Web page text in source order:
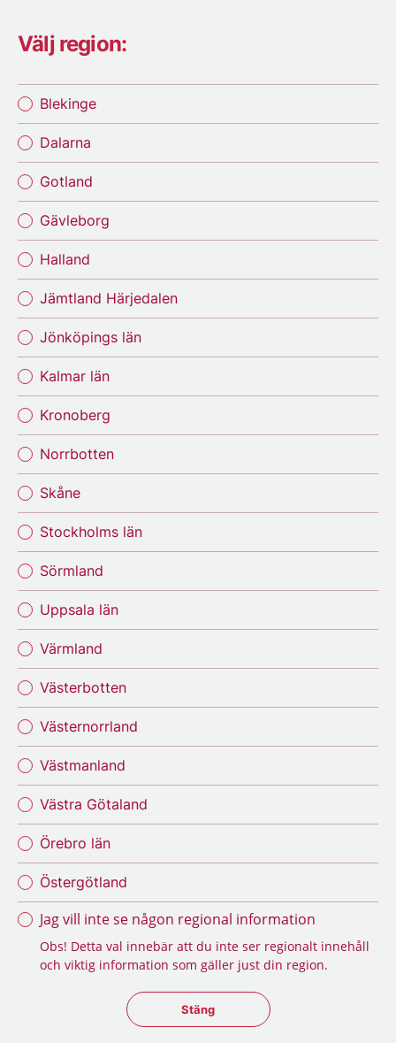
Välj region:
Blekinge
Dalarna
Gotland
Gävleborg
Halland
Jämtland Härjedalen
Jönköpings län
Kalmar län
Kronoberg
Norrbotten
Skåne
Stockholms län
Sörmland
Uppsala län
Värmland
Västerbotten
Västernorrland
Västmanland
Västra Götaland
Örebro län
Östergötland
Jag vill inte se någon regional information
Obs! Detta val innebär att du inte ser regionalt innehåll
och viktig information som gäller just din region.
Stäng regionsväljaren
Stäng